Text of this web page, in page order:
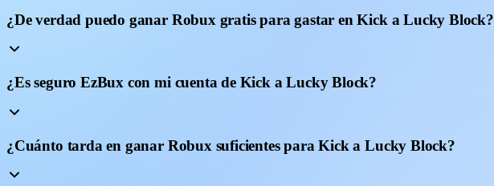
¿De verdad puedo ganar Robux gratis para gastar en Kick a Lucky Block?
¿Es seguro EzBux con mi cuenta de Kick a Lucky Block?
¿Cuánto tarda en ganar Robux suficientes para Kick a Lucky Block?